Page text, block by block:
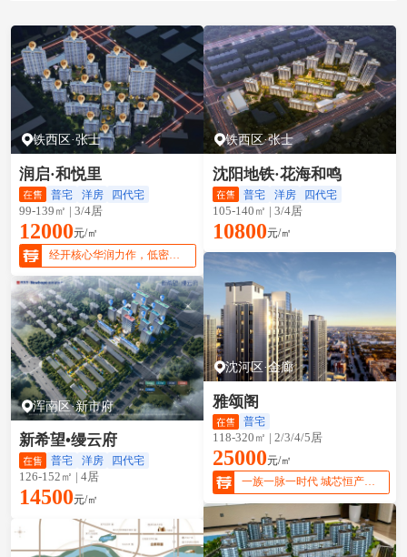
铁西区·张士
润启·和悦里
普宅 洋房 四代宅
99-139㎡ | 3/4居
12000元/㎡
经开核心华润力作，低密宜居性价比优选
浑南区·新市府
新希望•缦云府
普宅 洋房 四代宅
126-152㎡ | 4居
14500元/㎡
铁西区·张士
沈阳地铁·花海和鸣
普宅 洋房 四代宅
105-140㎡ | 3/4居
10800元/㎡
沈河区·金廊
雅颂阁
普宅
118-320㎡ | 2/3/4/5居
25000元/㎡
一族一脉一时代 城芯恒产 敬献壹号人物